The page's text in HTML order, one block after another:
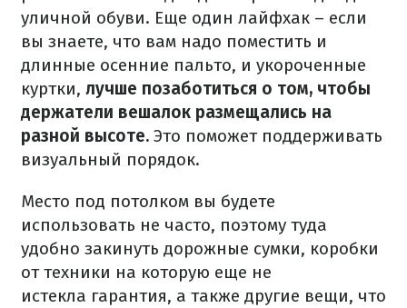
уличной обуви. Еще один лайфхак – если
вы знаете, что вам надо поместить и
длинные осенние пальто, и укороченные
куртки, лучше позаботиться о том, чтобы
держатели вешалок размещались на
разной высоте. Это поможет поддерживать
визуальный порядок.
Место под потолком вы будете
использовать не часто, поэтому туда
удобно закинуть дорожные сумки, коробки
от техники на которую еще не
истекла гарантия, а также другие вещи, что